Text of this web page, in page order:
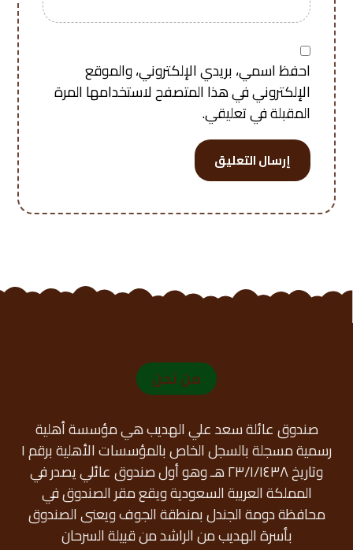
احفظ اسمي، بريدي الإلكتروني، والموقع
الإلكتروني في هذا المتصفح لاستخدامها المرة
المقبلة في تعليقي.
إرسال التعليق
من نحن
صندوق عائلة سعد علي الهديب هي مؤسسة أهلية
رسمية مسجلة بالسجل الخاص بالمؤسسات الأهلية برقم ١
وتاريخ ٢٣/١/١٤٣٨ هـ وهو أول صندوق عائلي يصدر في
المملكة العربية السعودية ويقع مقر الصندوق في
محافظة دومة الجندل بمنطقة الجوف ويعنى الصندوق
بأسرة الهديب من الراشد من قبيلة السرحان